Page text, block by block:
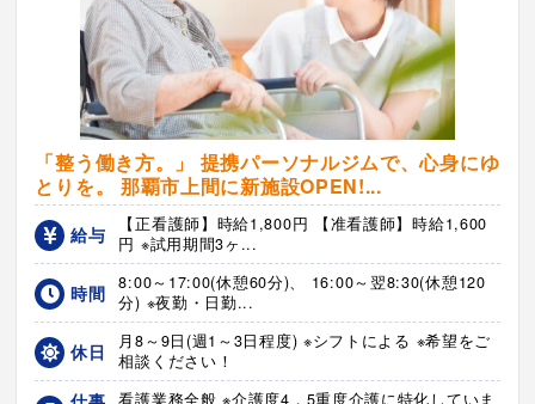
「整う働き方。」 提携パーソナルジムで、心身にゆ
とりを。 那覇市上間に新施設OPEN!...
給与
【正看護師】時給1,800円 【准看護師】時給1,600
円 ※試用期間3ヶ...
時間
8:00～17:00(休憩60分)、 16:00～翌8:30(休憩120
分) ※夜勤・日勤...
休日
月8～9日(週1～3日程度) ※シフトによる ※希望をご
相談ください！
看護業務全般 ※介護度4，5重度介護に特化していま